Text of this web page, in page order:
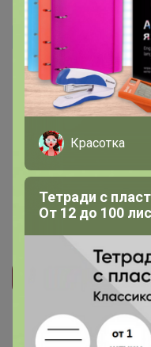
15 ноября, 2021 19:24
Красотка
Тетради с
От 12 до 100